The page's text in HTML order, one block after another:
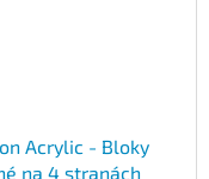
Acrylic - Bloky
na 4 stranách